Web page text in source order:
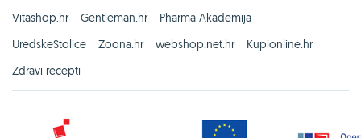
Vitashop.hr
Gentleman.hr
Pharma Akademija
UredskeStolice
Zoona.hr webshop.net.hr
Kupionline.hr
Zdravi recepti